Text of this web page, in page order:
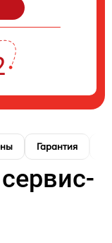
Гарантия